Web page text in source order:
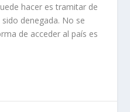
hacer es tramitar de
denegada. No se
de acceder al país es